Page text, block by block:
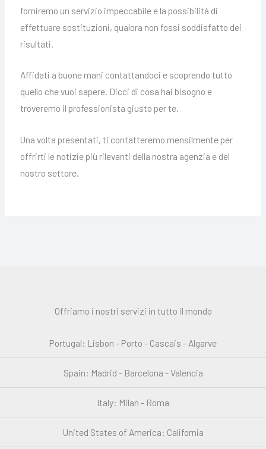
forniremo un servizio impeccabile e la possibilità di
effettuare sostituzioni, qualora non fossi soddisfatto dei
risultati.
Affidati a buone mani contattandoci e scoprendo tutto
quello che vuoi sapere. Dicci di cosa hai bisogno e
troveremo il professionista giusto per te.
Una volta presentati, ti contatteremo mensilmente per
offrirti le notizie più rilevanti della nostra agenzia e del
nostro settore.
Offriamo i nostri servizi in tutto il mondo
Portugal: Lisbon - Porto - Cascais - Algarve
Spain: Madrid - Barcelona - Valencia
Italy: Milan - Roma
United States of America: California